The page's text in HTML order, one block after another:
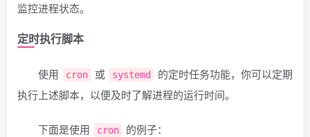
监控进程状态。
定时执行脚本
使用 cron 或 systemd
的定时任务功能，你可以定期
执行上述脚本，以便及时了解进程的运行时间。
下面是使用 cron 的例子：